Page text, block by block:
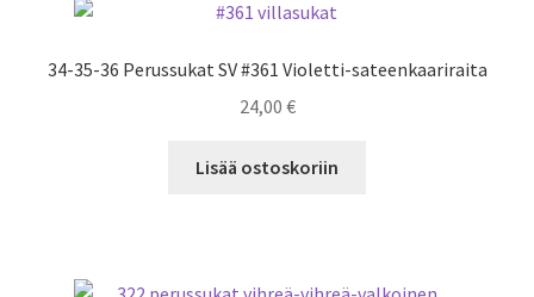
Kestotuotteet
34-35-36 Perussukat SV #361 Violetti-sateenkaariraita
24,00 €
Lisää ostoskoriin